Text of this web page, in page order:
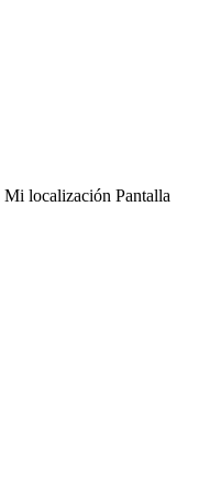
Mi localización Pantalla